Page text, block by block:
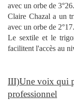
avec un orbe de 3°26.
Claire Chazal a un
avec un orbe de 2°17.
Le sextile et le
facilitent l'accès au
III)Une voix qui
professionnel